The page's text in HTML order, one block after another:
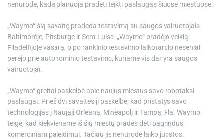
nenurodė, kada planuoja pradėti teikti paslaugas šiuose miestuose.
„Waymo“ šią savaitę pradeda testavimą su saugos vairuotojais
Baltimorėje, Pitsburge ir Sent Luise. „Waymo“ pradėjo veiklą
Filadelfijoje vasarą, o po rankinio testavimo laikotarpio neseniai
perėjo prie autonominio testavimo, kuriame vis dar yra saugos
vairuotojai.
„Waymo“ greitai paskelbė apie naujus miestus savo robotaksi
paslaugai. Prieš dvi savaites ji paskelbė, kad pristatys savo
technologijas į Naująjį Orleaną, Mineapolį ir Tampą, Fla. Waymo
teigė, kad kiekviename iš šių miestų pradės dėti pagrindus
komerciniam paleidimui. Tačiau jis nenurodė laiko juostos.